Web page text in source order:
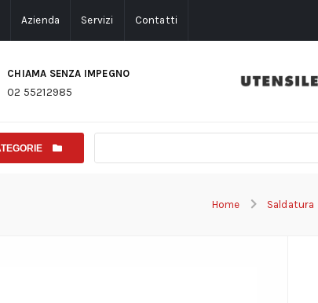
Azienda Servizi Contatti
CHIAMA SENZA IMPEGNO
02 55212985
Home Saldatura